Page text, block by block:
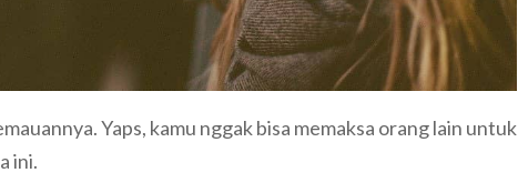
Yaps, kamu nggak bisa memaksa orang lain untuk
ini.